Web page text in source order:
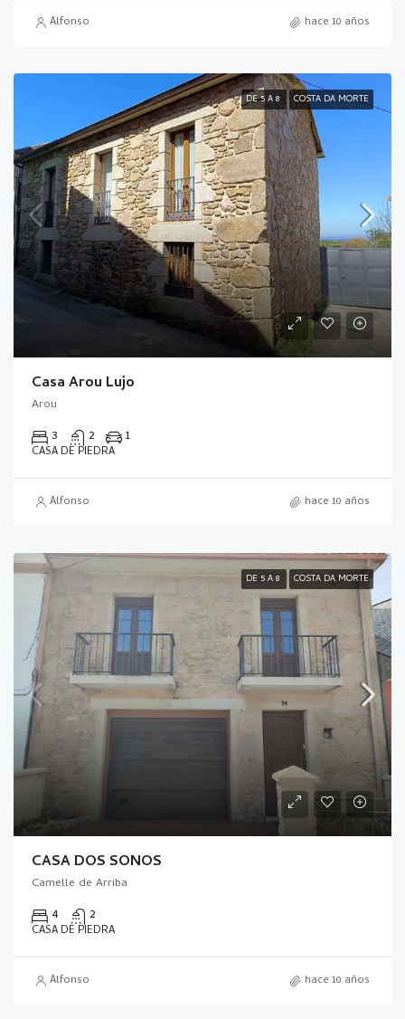
Alfonso hace 10 años
DE 5 A 8 COSTA DA MORTE
Casa Arou Lujo
Arou
3 2 1
CASA DE PIEDRA
Alfonso hace 10 años
DE 5 A 8 COSTA DA MORTE
CASA DOS SOÑOS
Camelle de Arriba
4 2
CASA DE PIEDRA
Alfonso hace 10 años